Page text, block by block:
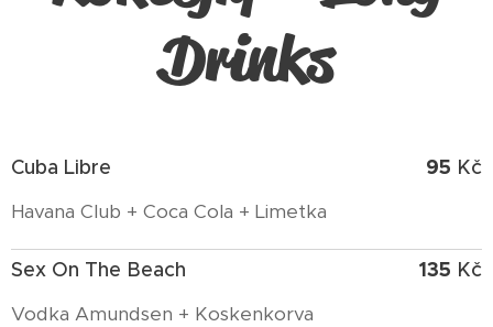
Drinks
Cuba Libre
Havana Club + Coca Cola + Limetka
95 Kč
Sex On The Beach
Vodka Amundsen + Koskenkorva
135 Kč